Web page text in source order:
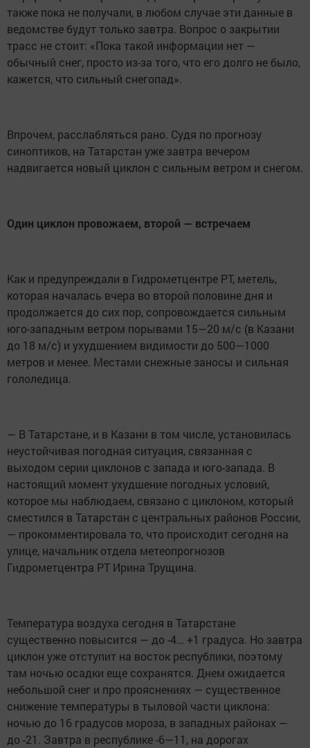
также пока не получали, в любом случае эти данные в
ведомстве будут только завтра. Вопрос о закрытии
трасс не стоит: «Пока такой информации нет —
обычный снег, просто из-за того, что его долго не было,
кажется, что сильный снегопад».
Впрочем, расслабляться рано. Судя по прогнозу
синоптиков, на Татарстан уже завтра вечером
надвигается новый циклон с сильным ветром и снегом.
Один циклон провожаем, второй — встречаем
Как и предупреждали в Гидрометцентре РТ, метель,
которая началась вчера во второй половине дня и
продолжается до сих пор, сопровождается сильным
юго-западным ветром порывами 15—20 м/с (в Казани
до 18 м/с) и ухудшением видимости до 500—1000
метров и менее. Местами снежные заносы и сильная
гололедица.
— В Татарстане, и в Казани в том числе, установилась
неустойчивая погодная ситуация, связанная с
выходом серии циклонов с запада и юго-запада. В
настоящий момент ухудшение погодных условий,
которое мы наблюдаем, связано с циклоном, который
сместился в Татарстан с центральных районов России,
— прокомментировала то, что происходит сегодня на
улице, начальник отдела метеопрогнозов
Гидрометцентра РТ Ирина Трущина.
Температура воздуха сегодня в Татарстане
существенно повысится — до -4… +1 градуса. Но завтра
циклон уже отступит на восток республики, поэтому
там ночью осадки еще сохранятся. Днем ожидается
небольшой снег и про прояснениях — существенное
снижение температуры в тыловой части циклона:
ночью до 16 градусов мороза, в западных районах —
до -21. Завтра в республике -6—11, на дорогах